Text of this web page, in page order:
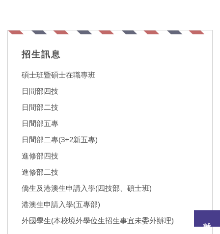
招生訊息
碩士班暨碩士在職專班
日間部四技
日間部二技
日間部五專
日間部二專(3+2新五專)
進修部四技
進修部二技
僑生及港澳生申請入學(四技部、碩士班)
港澳生申請入學(五專部)
外國學生(本校境外學位生招生事宜未委外辦理)